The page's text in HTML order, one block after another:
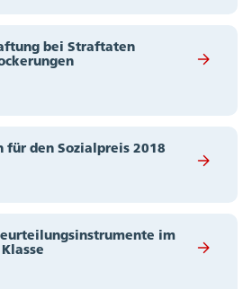
bei Straftaten
für den Sozialpreis 2018
im